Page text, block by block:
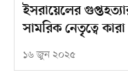
ইসরায়েলের
সামরিক নেতৃত্বে
১৬ জুন ২০২৫